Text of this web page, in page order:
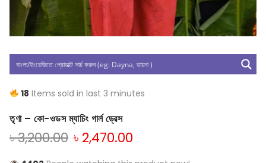
18 Items sold in last 3 minutes
তৃণা – কো-ওডস ম্যাচিং গার্ল ড্রেস
৳3,200.00 ৳ 2,470.00